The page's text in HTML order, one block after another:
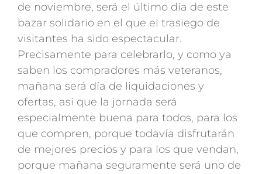
de noviembre, será el último día de este
bazar solidario en el que el trasiego de
visitantes ha sido espectacular.
Precisamente para celebrarlo, y como ya
saben los compradores más veteranos,
mañana será día de liquidaciones y
ofertas, así que la jornada será
especialmente buena para todos, para los
que compren, porque todavía disfrutarán
de mejores precios y para los que vendan,
porque mañana seguramente será uno de